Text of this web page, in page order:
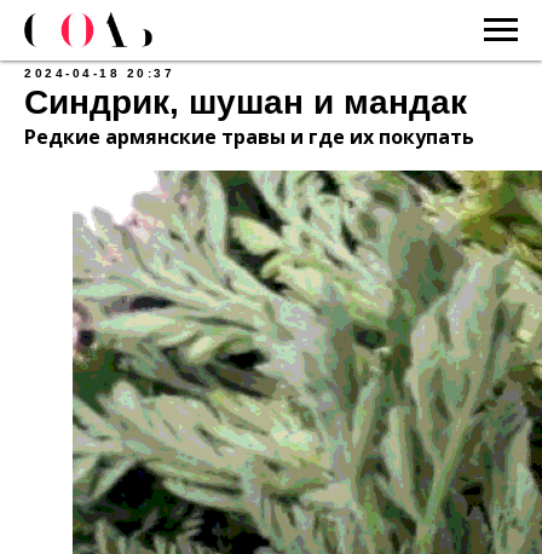
2024-04-18 20:37
Синдрик, шушан и мандак
Редкие армянские травы и где их покупать